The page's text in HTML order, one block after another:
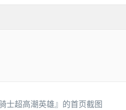
士超高潮英雄』的首页截图